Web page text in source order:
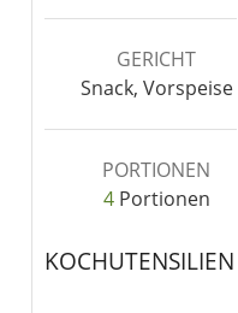
GERICHT
Snack, Vorspeise
PORTIONEN
4 Portionen
KOCHUTENSILIEN